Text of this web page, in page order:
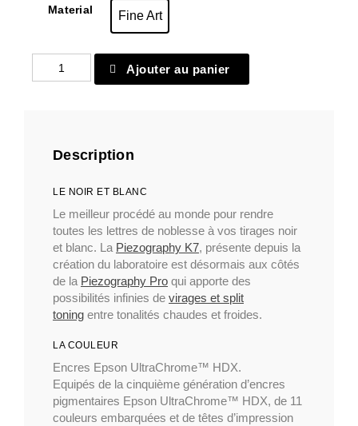
Material Fine Art
quantité
de
Ajouter au panier
Description
LE NOIR ET BLANC
Le meilleur procédé au monde pour rendre
toutes les lettres de noblesse à vos tirages noir
et blanc. La Piezography K7, présente depuis la
création du laboratoire est désormais aux côtés
de la Piezography Pro qui apporte des
possibilités infinies de virages et split
toning entre tonalités chaudes et froides.
LA COULEUR
Encres Epson UltraChrome™ HDX.
Equipés de la cinquième génération d’encres
pigmentaires Epson UltraChrome™ HDX, de 11
couleurs embarquées et de têtes d’impression